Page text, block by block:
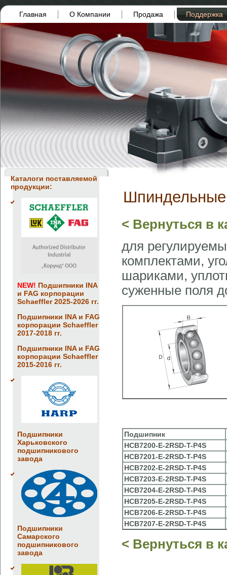
Главная О Компании Продажа Поддержка
Каталоги поставляемой
продукции:
NEW! Подшипники INA
и FAG корпорации
Schaeffler 2025-2026 гг.
Подшипники INA и FAG
корпорации Schaeffler
2017-2018 гг.
Подшипники INA и FAG
корпорации Schaeffler
2015-2016 гг.
Подшипники
Харьковского
подшипникового
завода
Подшипники
Самарского
подшипникового
завода
< Вернуться в
для
комплектами,
шариками,
суженные поля
Подшипник
HCB7200-E-2RSD-T-P4S
HCB7201-E-2RSD-T-P4S
HCB7202-E-2RSD-T-P4S
HCB7203-E-2RSD-T-P4S
HCB7204-E-2RSD-T-P4S
HCB7205-E-2RSD-T-P4S
HCB7206-E-2RSD-T-P4S
HCB7207-E-2RSD-T-P4S
< Вернуться в